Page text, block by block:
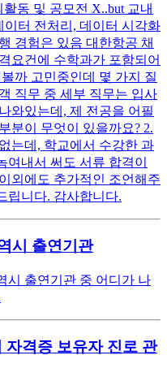
활동 및 공모전 X..but 교내
이터 전처리, 데이터 시각화
경험은 있음 대한항공 채
요건에 수학과가 포함되어
까 고민중인데 몇 가지 질
직무 중 세부 직무는 입사
와있는데, 제 전공을 어필
분이 무엇이 있을까요? 2.
는데, 학교에서 수강한 과
내서 써도 서류 합격이
외에도 추가적인 조언해주
립니다. 감사합니다.
시 출연기관
시 출연기관 중 어디가 나
자격증 보유자 진로 관